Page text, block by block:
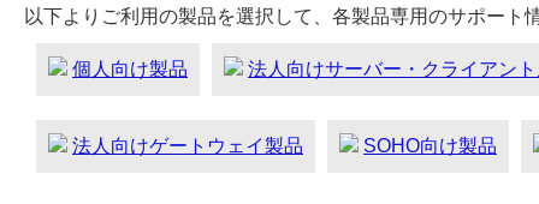
以下よりご利用の製品を選択して、各製品専用のサポート
個人向け製品 法人向けサーバー・クライアン
法人向けゲートウェイ製品 SOHO向け製品